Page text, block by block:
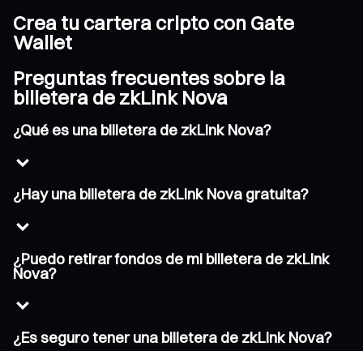
Crea tu cartera cripto con Gate
Wallet
Preguntas frecuentes sobre la
billetera de zkLink Nova
¿Qué es una billetera de zkLink Nova?
¿Hay una billetera de zkLink Nova gratuita?
¿Puedo retirar fondos de mi billetera de zkLink
Nova?
¿Es seguro tener una billetera de zkLink Nova?